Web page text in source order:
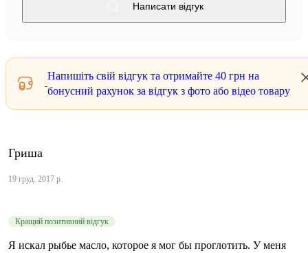
Написати відгук
Напишіть свій відгук та отримайте 40 грн на
бонусний рахунок за відгук з фото або відео товару
Гриша
19 груд. 2017 р.
Кращий позитивний відгук
Я искал рыбье масло, которое я мог бы проглотить. У меня